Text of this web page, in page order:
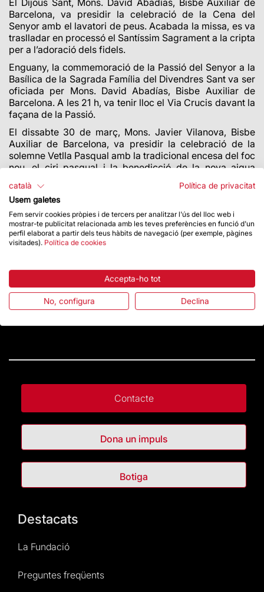
Barcelona, va presidir la celebració de la Cena del
Senyor amb el lavatori de peus. Acabada la missa, es va
traslladar en processó el Santíssim Sagrament a la cripta
per a l’adoració dels fidels.
Enguany, la commemoració de la Passió del Senyor a la
Basílica de la Sagrada Família del Divendres Sant va ser
oficiada per Mons. David Abadías, Bisbe Auxiliar de
Barcelona. A les 21 h, va tenir lloc el Via Crucis davant la
façana de la Passió.
El dissabte 30 de març, Mons. Javier Vilanova, Bisbe
Auxiliar de Barcelona, va presidir la celebració de la
solemne Vetlla Pasqual amb la tradicional encesa del foc
nou, el ciri pasqual i la benedicció de la nova aigua
El 31 de març va tenir lloc la missa internacional del
Diumenge de Pasqua, que va ser presidida per Mn.
Josep Maria Turull, Rector de la Basílica. Un acte que va
posar fi a les celebracions litúrgiques de Setmana Santa.
Contacte
Dona un impuls
Botiga
Destacats
La Fundació
Preguntes freqüents
català
Política de privacitat
Usem galetes
Fem servir cookies pròpies i de tercers per analitzar l'ús del lloc web i
mostrar-te publicitat relacionada amb les teves preferències en funció d'un
perfil elaborat a partir dels teus hàbits de navegació (per exemple, pàgines
visitades). Política de cookies
Accepta-ho tot
No, configura Declina